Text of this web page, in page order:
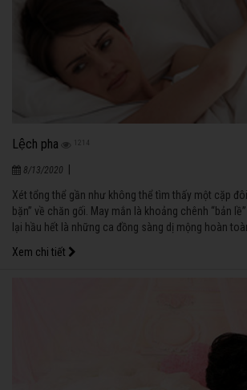
Lệch pha 1214
8/13/2020
Xét tổng thể gần như không thể tìm thấy một cặp
bặn” về chăn gối. May mắn là khoảng chênh “bản
lại hầu hết là những ca đồng sàng dị mộng hoàn
mức độ khác nhau, từ nhân định thắng thiên đến
dung, châm chước…
Xem chi tiết